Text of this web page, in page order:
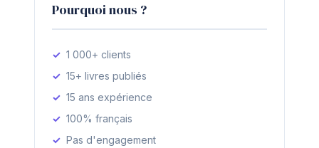
Pourquoi nous ?
1 000+ clients
15+ livres publiés
15 ans expérience
100% français
Pas d'engagement